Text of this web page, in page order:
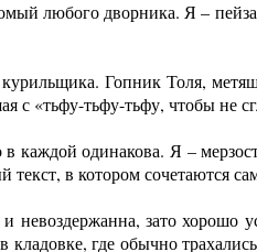
любого дворника. Я –
Гопник Толя,
с «тьфу-тьфу-тьфу, чтобы не
одинакова. Я –
текст, в котором сочетаются
невоздержанна, зато хорошо
где обычно